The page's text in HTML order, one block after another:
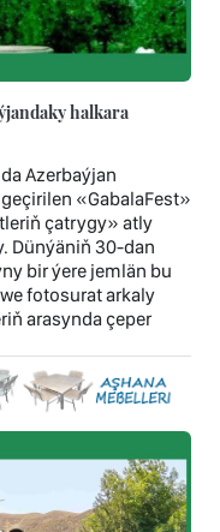
halkara
Azerbaýjan
«GabalaFest»
çatrygy» atly
Dünýäniň 30-dan
bir ýere jemlän bu
fotosurat arkaly
arasynda çeper